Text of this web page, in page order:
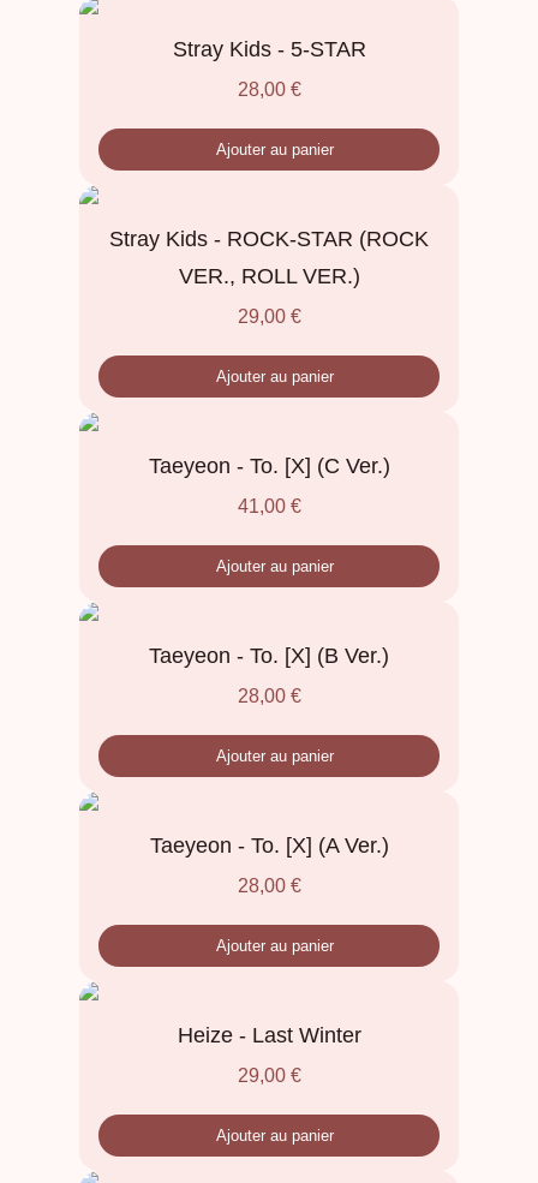
Stray Kids - 5-STAR
28,00 €
Ajouter au panier
Stray Kids - ROCK-STAR (ROCK
VER., ROLL VER.)
29,00 €
Ajouter au panier
Taeyeon - To. [X] (C Ver.)
41,00 €
Ajouter au panier
Taeyeon - To. [X] (B Ver.)
28,00 €
Ajouter au panier
Taeyeon - To. [X] (A Ver.)
28,00 €
Ajouter au panier
Heize - Last Winter
29,00 €
Ajouter au panier